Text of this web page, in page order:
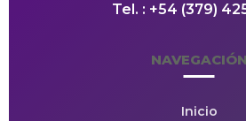
Tel. : +54 (379)
NAVEGACIÓN
Inicio